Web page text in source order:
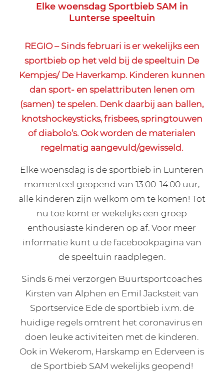
Elke woensdag Sportbieb SAM in
Lunterse speeltuin
REGIO – Sinds februari is er wekelijks een
sportbieb op het veld bij de speeltuin De
Kempjes/ De Haverkamp. Kinderen kunnen
dan sport- en spelattributen lenen om
(samen) te spelen. Denk daarbij aan ballen,
knotshockeysticks, frisbees, springtouwen
of diabolo’s. Ook worden de materialen
regelmatig aangevuld/gewisseld.
Elke woensdag is de sportbieb in Lunteren
momenteel geopend van 13:00-14:00 uur,
alle kinderen zijn welkom om te komen! Tot
nu toe komt er wekelijks een groep
enthousiaste kinderen op af. Voor meer
informatie kunt u de facebookpagina van
de speeltuin raadplegen.
Sinds 6 mei verzorgen Buurtsportcoaches
Kirsten van Alphen en Emil Jacksteit van
Sportservice Ede de sportbieb i.v.m. de
huidige regels omtrent het coronavirus en
doen leuke activiteiten met de kinderen.
Ook in Wekerom, Harskamp en Ederveen is
de Sportbieb SAM wekelijks geopend!